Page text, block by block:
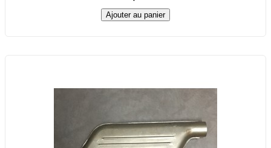
Ajouter au panier